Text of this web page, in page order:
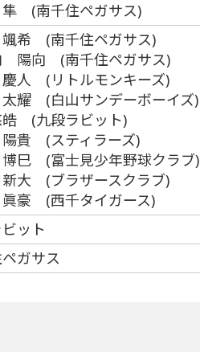
(南千住ペガサス)
希 (南千住ペガサス)
陽向 (南千住ペガサス)
人 (リトルモンキーズ)
耀 (白山サンデーボーイズ)
(九段ラビット)
貴 (スティラーズ)
巳 (富士見少年野球クラブ)
大 (ブラザースクラブ)
豪 (西千タイガース)
ット
ガサス